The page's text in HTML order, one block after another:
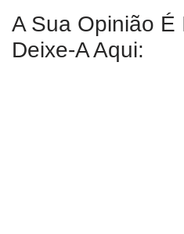
A Sua Opinião É
Deixe-A Aqui: